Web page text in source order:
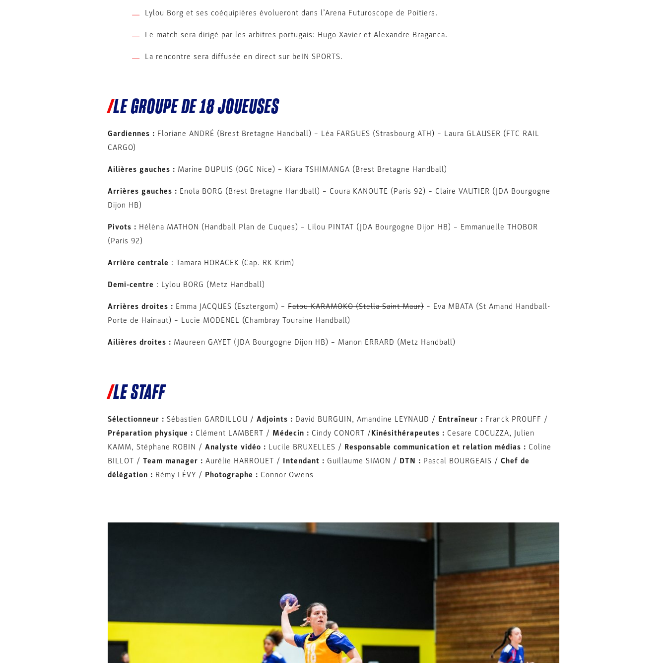
Lylou Borg et ses coéquipières évolueront dans l’Arena Futuroscope de Poitiers.
Le match sera dirigé par les arbitres portugais: Hugo Xavier et Alexandre Braganca.
La rencontre sera diffusée en direct sur beIN SPORTS.
LE GROUPE DE 18 JOUEUSES
Gardiennes : Floriane ANDRÉ (Brest Bretagne Handball) – Léa FARGUES (Strasbourg ATH) – Laura GLAUSER (FTC RAIL
CARGO)
Ailières gauches : Marine DUPUIS (OGC Nice) – Kiara TSHIMANGA (Brest Bretagne Handball)
Arrières gauches : Enola BORG (Brest Bretagne Handball) – Coura KANOUTE (Paris 92) – Claire VAUTIER (JDA Bourgogne
Dijon HB)
Pivots : Hélèna MATHON (Handball Plan de Cuques) – Lilou PINTAT (JDA Bourgogne Dijon HB) – Emmanuelle THOBOR
(Paris 92)
Arrière centrale : Tamara HORACEK (Cap. RK Krim)
Demi-centre : Lylou BORG (Metz Handball)
Arrières droites : Emma JACQUES (Esztergom) – Fatou KARAMOKO (Stella Saint Maur) – Eva MBATA (St Amand Handball-
Porte de Hainaut) – Lucie MODENEL (Chambray Touraine Handball)
Ailières droites : Maureen GAYET (JDA Bourgogne Dijon HB) – Manon ERRARD (Metz Handball)
LE STAFF
Sélectionneur : Sébastien GARDILLOU / Adjoints : David BURGUIN, Amandine LEYNAUD / Entraîneur : Franck PROUFF /
Préparation physique : Clément LAMBERT / Médecin : Cindy CONORT /Kinésithérapeutes : Cesare COCUZZA, Julien
KAMM, Stéphane ROBIN / Analyste vidéo : Lucile BRUXELLES / Responsable communication et relation médias : Coline
BILLOT / Team manager : Aurélie HARROUET / Intendant : Guillaume SIMON / DTN : Pascal BOURGEAIS / Chef de
délégation : Rémy LÉVY / Photographe : Connor Owens